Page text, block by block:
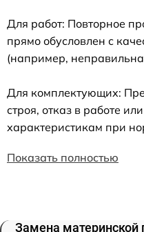
Для работ: Повторное
прямо обусловлен с
(например,
Для комплектующих:
строя, отказ в работе
характеристикам при
Показать полностью
Замена материнской